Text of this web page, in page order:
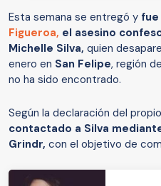
Esta semana se entregó y fue
Figueroa, el asesino
Michelle Silva, quien
enero en San Felipe, región
no ha sido encontrado.
Según la declaración del
contactado a Silva
Grindr, con el objetivo de